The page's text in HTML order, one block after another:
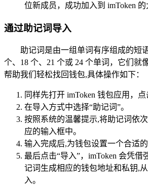
位新成员，成功加入到 imToken 的
通过助记词导入
助记词是由一组单词有序组成的短
个、18 个、21 个或 24 个单词，它们就
帮助我们轻松找回钱包,具体操作如下：
同样先打开 imToken 钱包应用，点
在导入方式中选择“助记词”。
按照系统的温馨提示,将助记词依
应的输入框中。
输入完成后,为钱包设置一个合适
最后点击“导入”，imToken 会凭借
记词生成相应的钱包地址和私钥,
入。